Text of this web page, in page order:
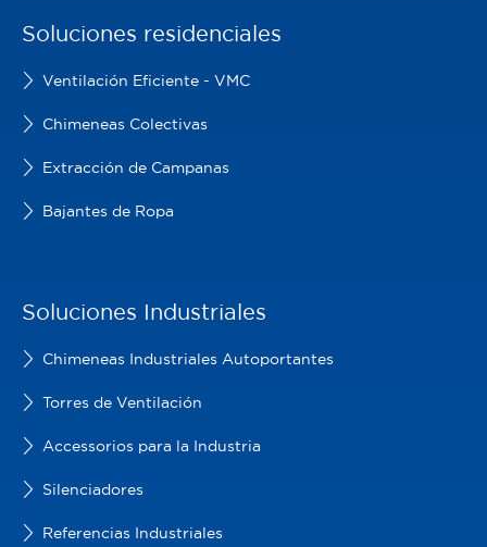
Soluciones residenciales
Ventilación Eficiente - VMC
Chimeneas Colectivas
Extracción de Campanas
Bajantes de Ropa
Soluciones Industriales
Chimeneas Industriales Autoportantes
Torres de Ventilación
Accessorios para la Industria
Silenciadores
Referencias Industriales